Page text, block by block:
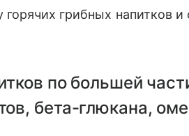
горячих грибных напитков
по большей
бета-глюкана,